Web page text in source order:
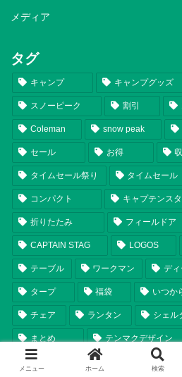
メディア
タグ
キャンプ キャンプグッズ
スノーピーク 割引
Coleman snow peak
セール お得
タイムセール祭り タイムセール
コンパクト キャプテンス
折りたたみ フィールドア
CAPTAIN STAG LOGOS
テーブル ワークマン デ
タープ 福袋 いつか
チェア ランタン シェル
まとめ テンマクデザイン
2024年新商品
メニュー ホーム 検索